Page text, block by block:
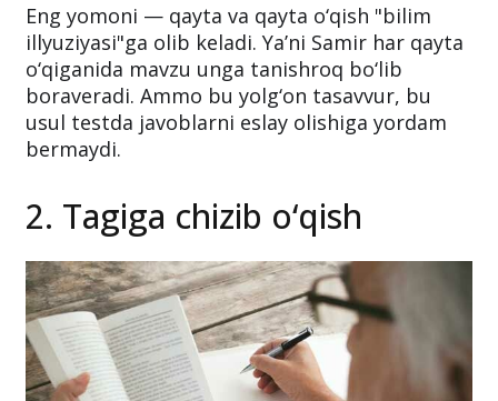
Eng yomoni — qayta va qayta o‘qish "bilim
illyuziyasi"ga olib keladi. Ya’ni Samir har qayta
o‘qiganida mavzu unga tanishroq bo‘lib
boraveradi. Ammo bu yolg‘on tasavvur, bu
usul testda javoblarni eslay olishiga yordam
bermaydi.
2. Tagiga chizib o‘qish